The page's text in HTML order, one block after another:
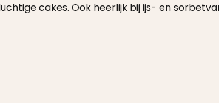
cakes. Ook heerlijk bij ijs- en